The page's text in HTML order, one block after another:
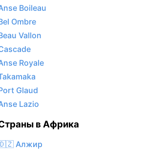
Boileau
Ombre
Vallon
Royale
Glaud
Lazio
в Африка
Алжир